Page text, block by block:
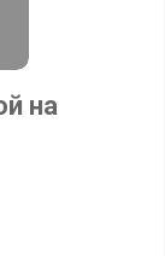
на